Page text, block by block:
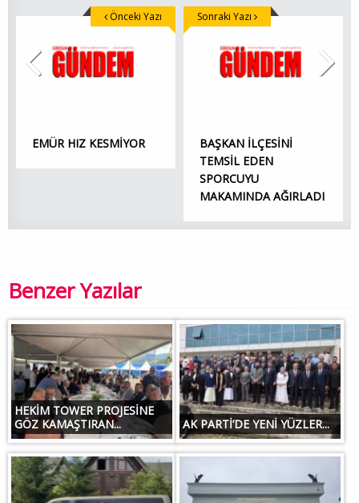
EMÜR HIZ KESMİYOR
Önceki Yazı
BAŞKAN İLÇESİNİ
TEMSİL EDEN
SPORCUYU
MAKAMINDA AĞIRLADI
Sonraki Yazı
Benzer Yazılar
HEKİM TOWER PROJESİNE
GÖZ KAMAŞTIRAN...
AK PARTİ’DE YENİ YÜZLER...